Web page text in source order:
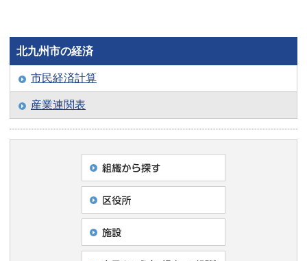
北九州市の経済
市民経済計算
産業連関表